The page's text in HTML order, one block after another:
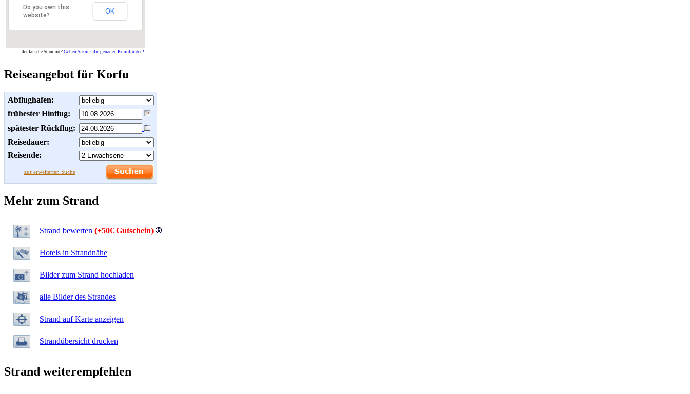
Do you own this
website?
OK
der falsche Standort? Geben Sie uns die genauen Koordinaten!
Reiseangebot für Korfu
Abflughafen:
frühester Hinflug:
spätester Rückflug:
Reisedauer:
Reisende:
zur erweiterten Suche
Mehr zum Strand
Strand bewerten (+50€ Gutschein)
Hotels in Strandnähe
Bilder zum Strand hochladen
alle Bilder des Strandes
Strand auf Karte anzeigen
Strandübersicht drucken
Strand weiterempfehlen